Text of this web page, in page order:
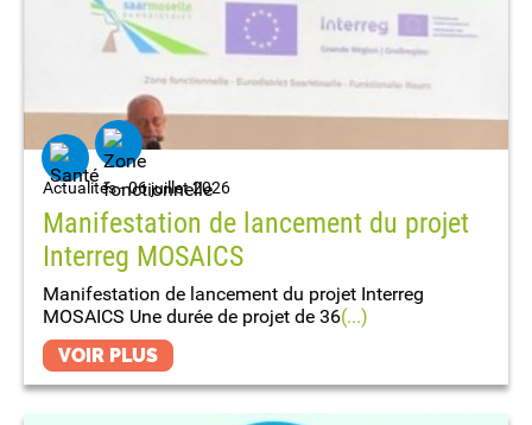
Actualités -06 juillet 2026
Manifestation de lancement du projet
Interreg MOSAICS
Manifestation de lancement du projet Interreg
MOSAICS Une durée de projet de 36(...)
VOIR PLUS